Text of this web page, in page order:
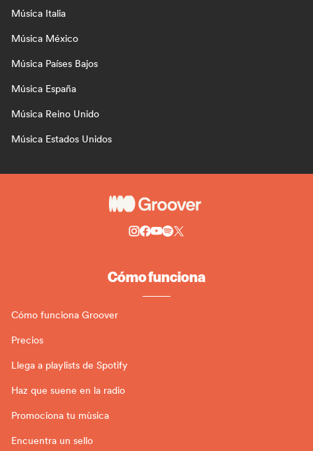
Música Italia
Música México
Música Países Bajos
Música España
Música Reino Unido
Música Estados Unidos
Cómo funciona
Cómo funciona Groover
Precios
Llega a playlists de Spotify
Haz que suene en la radio
Promociona tu mùsica
Encuentra un sello